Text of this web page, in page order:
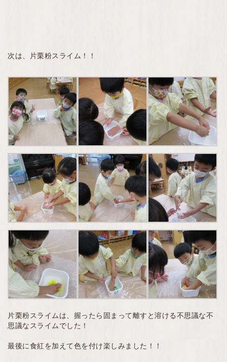
次は、片栗粉スライム！！
片栗粉スライムは、握ったら固まって離すと溶ける不思議な不
思議なスライムでした！
最後に食紅を加えて色を付け楽しみました！！